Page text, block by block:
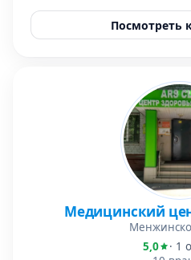
Посмотреть
Медицинский
5,0
· 1